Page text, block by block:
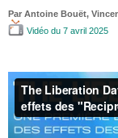
Par Antoine Bouët,
Vidéo du 7 avril 2025